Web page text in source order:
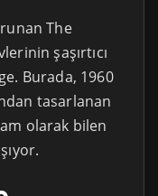
The
şaşırtıcı
Burada, 1960
tasarlanan
olarak bilen